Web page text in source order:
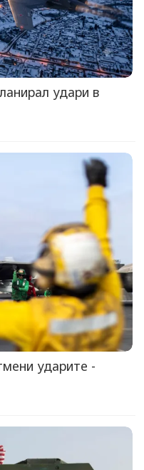
удари в
ударите -